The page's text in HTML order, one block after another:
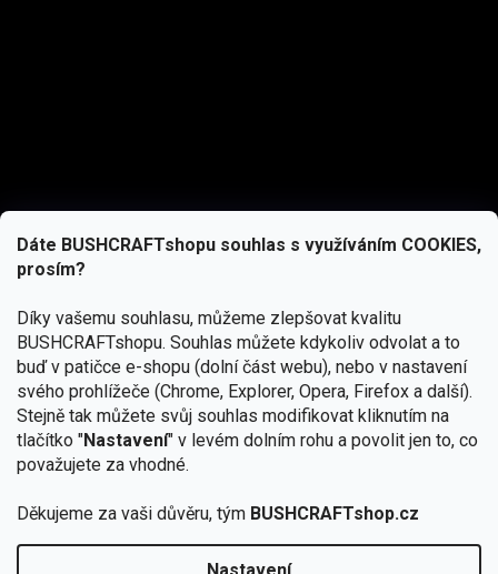
Dáte BUSHCRAFTshopu souhlas s využíváním COOKIES,
prosím?
Díky vašemu souhlasu, můžeme zlepšovat kvalitu
BUSHCRAFTshopu. Souhlas můžete kdykoliv odvolat a to
buď v patičce e-shopu (dolní část webu), nebo v nastavení
svého prohlížeče (Chrome, Explorer, Opera, Firefox a další).
Stejně tak můžete svůj souhlas modifikovat kliknutím na
tlačítko "Nastavení" v levém dolním rohu a povolit jen to, co
považujete za vhodné.
Děkujeme za vaši důvěru, tým BUSHCRAFTshop.cz
podmínkami ochrany osobních údajů